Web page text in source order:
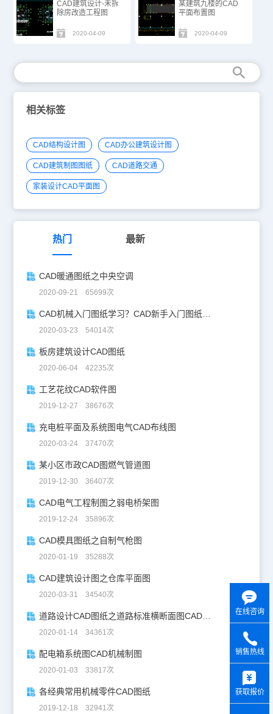
CAD建筑设计-未拆
除房改造工程图
2020-04-09
某建筑九楼的CAD
平面布置图
2020-04-09
相关标签
CAD结构设计图 CAD办公建筑设计图
CAD建筑制图图纸 CAD道路交通
家装设计CAD平面图
热门 最新
CAD暖通图纸之中央空调
2020-09-21 65699次
CAD机械入门图纸学习？CAD新手入门图纸练习
2020-03-23 54014次
板房建筑设计CAD图纸
2020-06-04 42235次
工艺花纹CAD软件图
2019-12-27 38676次
充电桩平面及系统图电气CAD布线图
2020-03-24 37470次
某小区市政CAD图燃气管道图
2019-12-30 36407次
CAD电气工程制图之弱电桥架图
2019-12-24 35896次
CAD模具图纸之自制气枪图
2020-01-19 35288次
CAD建筑设计图之仓库平面图
2020-03-31 34540次
道路设计CAD图纸之道路标准横断面图CAD图纸
2020-01-14 34361次
配电箱系统图CAD机械制图
2020-01-03 33817次
各经典常用机械零件CAD图纸
2019-12-18 32941次
在线咨询
销售热线
获取报价